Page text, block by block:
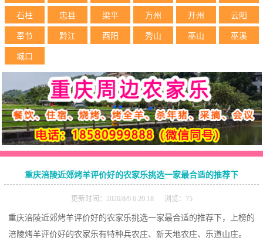
石柱 忠县 梁平 万州 开州 云阳
奉节 黔江 酉阳 秀山 巫山 巫溪
城口
重庆涪陵近郊烤羊评价好的农家乐挑选一家最合适的推荐下
更新时间：2026/8/9 6:20:18 浏览：75
重庆涪陵近郊烤羊评价好的农家乐挑选一家最合适的推荐下，上榜的
涪陵烤羊评价好的农家乐有特种兵农庄、新天地农庄、乐道山庄。